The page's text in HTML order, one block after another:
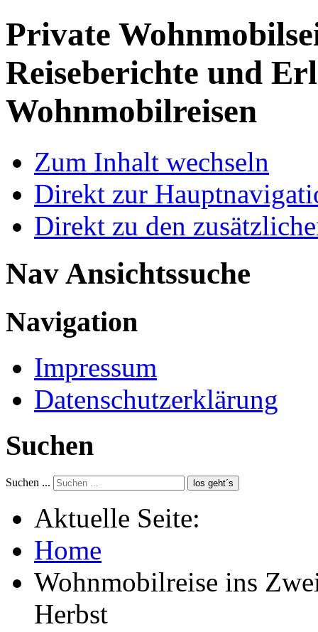
Private
Reiseberichte und
Wohnmobilreisen
Zum Inhalt wechseln
Direkt zur
Direkt zu den
Nav Ansichtssuche
Navigation
Impressum
Datenschutzerklärung
Suchen
Suchen ... los geht´s
Aktuelle Seite:
Home
Wohnmobilreise ins
Herbst